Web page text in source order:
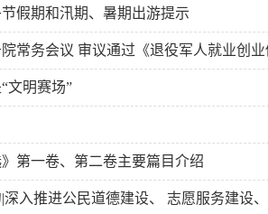
假期和汛期、暑期出游提示
常务会议 审议通过《退役军人就业创
文明赛场”
》第一卷、第二卷主要篇目介绍
入推进公民道德建设、 志愿服务建设